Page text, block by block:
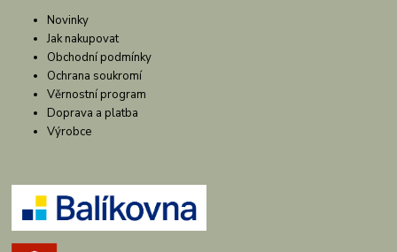
Novinky
Jak nakupovat
Obchodní podmínky
Ochrana soukromí
Věrnostní program
Doprava a platba
Výrobce